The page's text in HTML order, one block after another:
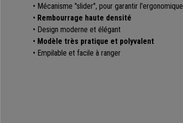
• Mécanisme "slider", pour garantir l'ergonomique
• Rembourrage haute densité
• Design moderne et élégant
• Modèle très pratique et polyvalent
• Empilable et facile à ranger